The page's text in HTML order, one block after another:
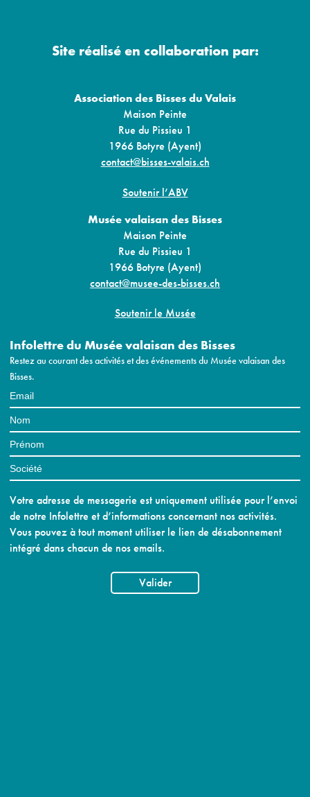
Site réalisé en collaboration par:
Association des Bisses du Valais
Maison Peinte
Rue du Pissieu 1
1966 Botyre (Ayent)
contact@bisses-valais.ch
Soutenir l’ABV
Musée valaisan des Bisses
Maison Peinte
Rue du Pissieu 1
1966 Botyre (Ayent)
contact@musee-des-bisses.ch
Soutenir le Musée
Infolettre du Musée valaisan des Bisses
Restez au courant des activités et des événements du Musée valaisan des
Bisses.
Votre adresse de messagerie est uniquement utilisée pour l’envoi
de notre Infolettre et d’informations concernant nos activités.
Vous pouvez à tout moment utiliser le lien de désabonnement
intégré dans chacun de nos emails.